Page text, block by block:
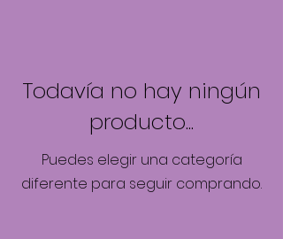
Todavía no hay ningún
producto...
Puedes elegir una categoría
diferente para seguir comprando.